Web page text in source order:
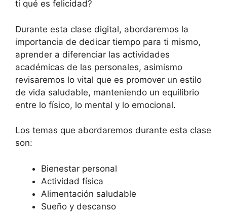
ti qué es felicidad?
Durante esta clase digital, abordaremos la
importancia de dedicar tiempo para ti mismo,
aprender a diferenciar las actividades
académicas de las personales, asimismo
revisaremos lo vital que es promover un estilo
de vida saludable, manteniendo un equilibrio
entre lo físico, lo mental y lo emocional.
Los temas que abordaremos durante esta clase
son:
Bienestar personal
Actividad física
Alimentación saludable
Sueño y descanso